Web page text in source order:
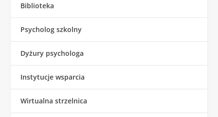
Biblioteka
Psycholog szkolny
Dyżury psychologa
Instytucje wsparcia
Wirtualna strzelnica